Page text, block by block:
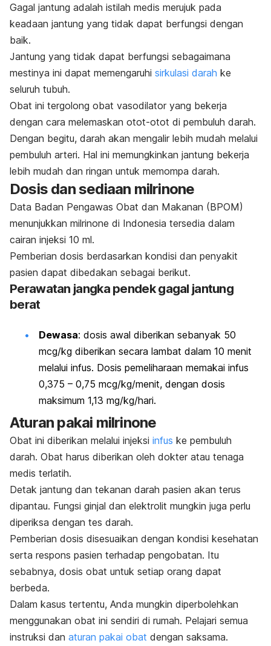
Gagal jantung adalah istilah medis merujuk pada
keadaan jantung yang tidak dapat berfungsi dengan
baik.
Jantung yang tidak dapat berfungsi sebagaimana
mestinya ini dapat memengaruhi sirkulasi darah ke
seluruh tubuh.
Obat ini tergolong obat vasodilator yang bekerja
dengan cara melemaskan otot-otot di pembuluh darah.
Dengan begitu, darah akan mengalir lebih mudah melalui
pembuluh arteri. Hal ini memungkinkan jantung bekerja
lebih mudah dan ringan untuk memompa darah.
Dosis dan sediaan milrinone
Data Badan Pengawas Obat dan Makanan (BPOM)
menunjukkan milrinone di Indonesia tersedia dalam
cairan injeksi 10 ml.
Pemberian dosis berdasarkan kondisi dan penyakit
pasien dapat dibedakan sebagai berikut.
Perawatan jangka pendek gagal jantung
berat
Dewasa: dosis awal diberikan sebanyak 50
mcg/kg diberikan secara lambat dalam 10 menit
melalui infus. Dosis pemeliharaan memakai infus
0,375 – 0,75 mcg/kg/menit, dengan dosis
maksimum 1,13 mg/kg/hari.
Aturan pakai milrinone
Obat ini diberikan melalui injeksi infus ke pembuluh
darah. Obat harus diberikan oleh dokter atau tenaga
medis terlatih.
Detak jantung dan tekanan darah pasien akan terus
dipantau. Fungsi ginjal dan elektrolit mungkin juga perlu
diperiksa dengan tes darah.
Pemberian dosis disesuaikan dengan kondisi kesehatan
serta respons pasien terhadap pengobatan. Itu
sebabnya, dosis obat untuk setiap orang dapat
berbeda.
Dalam kasus tertentu, Anda mungkin diperbolehkan
menggunakan obat ini sendiri di rumah. Pelajari semua
instruksi dan aturan pakai obat dengan saksama.